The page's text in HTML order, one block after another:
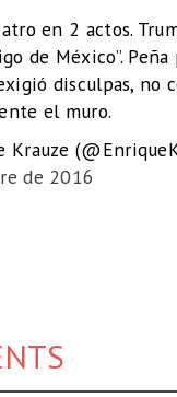
en 2 actos.
de México”.
disculpas, no
el muro.
Krauze
de 2016